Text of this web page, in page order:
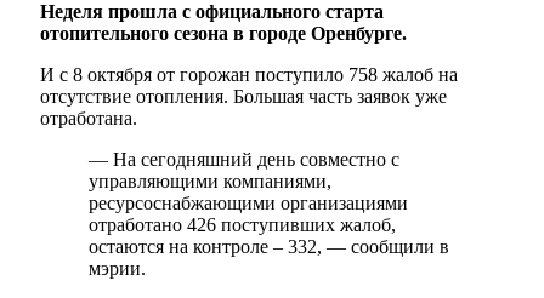
Неделя прошла с официального старта
отопительного сезона в городе Оренбурге.
И с 8 октября от горожан поступило 758 жалоб на
отсутствие отопления. Большая часть заявок уже
отработана.
— На сегодняшний день совместно с
управляющими компаниями,
ресурсоснабжающими организациями
отработано 426 поступивших жалоб,
остаются на контроле – 332, — сообщили в
мэрии.